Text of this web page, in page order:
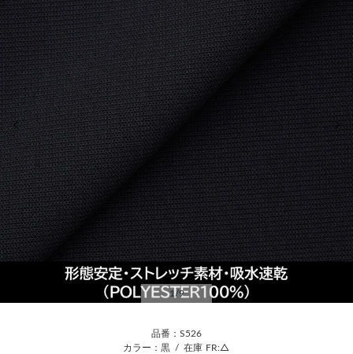
前の画像 次
1 /9
品番：S526
カラー：黒
/ 在庫 FR:△